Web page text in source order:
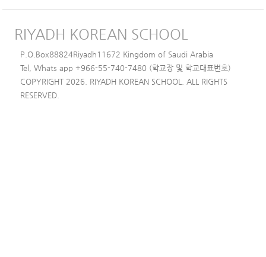
RIYADH KOREAN SCHOOL
P.O.Box88824Riyadh11672 Kingdom of Saudi Arabia
Tel, Whats app +966-55-740-7480 (학교장 및 학교대표번호)
COPYRIGHT 2026. RIYADH KOREAN SCHOOL. ALL RIGHTS
RESERVED.